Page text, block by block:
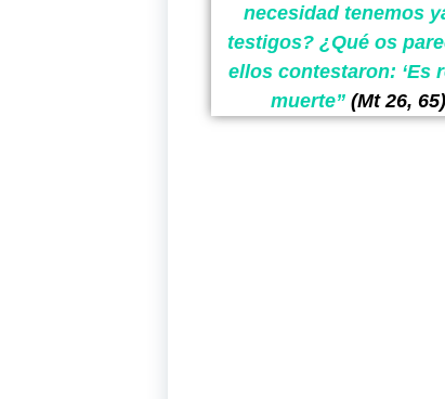
necesidad tenemos
testigos? ¿Qué os
ellos contestaron: ‘Es
muerte” (Mt 26,